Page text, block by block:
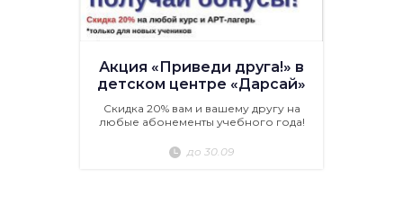
Акция «Приведи друга!» в
детском центре «Дарсай»
Скидка 20% вам и вашему другу на
любые абонементы учебного года!
до 30.09